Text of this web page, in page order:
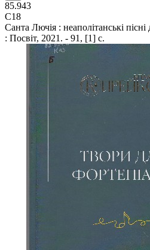
85.943
С18
Санта Лючія : неаполітанські
: Посвіт, 2021. - 91, [1] с.